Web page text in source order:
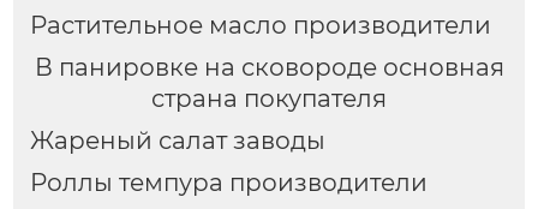
Растительное масло производители
В панировке на сковороде основная
страна покупателя
Жареный салат заводы
Роллы темпура производители